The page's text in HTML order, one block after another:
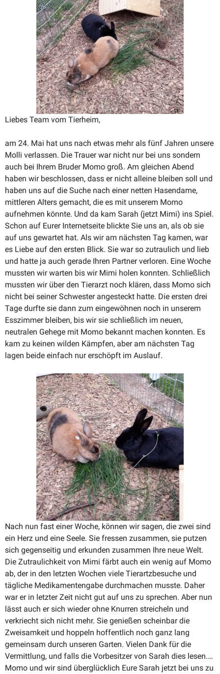
Liebes Team vom Tierheim,
am 24. Mai hat uns nach etwas mehr als fünf Jahren unsere
Molli verlassen. Die Trauer war nicht nur bei uns sondern
auch bei Ihrem Bruder Momo groß. Am gleichen Abend
haben wir beschlossen, dass er nicht alleine bleiben soll und
haben uns auf die Suche nach einer netten Hasendame,
mittleren Alters gemacht, die es mit unserem Momo
aufnehmen könnte. Und da kam Sarah (jetzt Mimi) ins Spiel.
Schon auf Eurer Inter­net­seite blickte Sie uns an, als ob sie
auf uns gewartet hat. Als wir am nächsten Tag kamen, war
es Liebe auf den ersten Blick. Sie war so zutraulich und lieb
und hatte ja auch gerade Ihren Partner verloren. Eine Woche
mussten wir warten bis wir Mimi holen konnten. Schließlich
mussten wir über den Tierarzt noch klären, dass Momo sich
nicht bei seiner Schwester angesteckt hatte. Die ersten drei
Tage durfte sie dann zum einge­wöhnen noch in unserem
Esszimmer bleiben, bis wir sie schließlich im neuen,
neutralen Gehege mit Momo bekannt machen konnten. Es
kam zu keinen wilden Kämpfen, aber am nächsten Tag
lagen beide einfach nur erschöpft im Auslauf.
Nach nun fast einer Woche, können wir sagen, die zwei sind
ein Herz und eine Seele. Sie fressen zusammen, sie putzen
sich gegen­seitig und erkunden zusammen Ihre neue Welt.
Die Zutrau­lichkeit von Mimi färbt auch ein wenig auf Momo
ab, der in den letzten Wochen viele Tierartz­be­suche und
tägliche Medika­men­tengabe durch­machen musste. Daher
war er in letzter Zeit nicht gut auf uns zu sprechen. Aber nun
lässt auch er sich wieder ohne Knurren strei­cheln und
verkriecht sich nicht mehr. Sie genießen scheinbar die
Zweisamkeit und hoppeln hoffentlich noch ganz lang
gemeinsam durch unseren Garten. Vielen Dank für die
Vermittlung, und falls die Vorbe­sitzer von Sarah dies lesen.…
Momo und wir sind überglücklich Eure Sarah jetzt bei uns zu